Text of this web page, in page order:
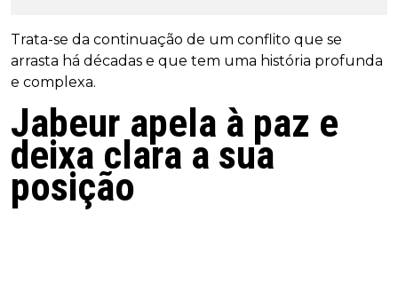
Trata-se da continuação de um conflito que se
arrasta há décadas e que tem uma história profunda
e complexa.
Jabeur apela à paz e
deixa clara a sua
posição